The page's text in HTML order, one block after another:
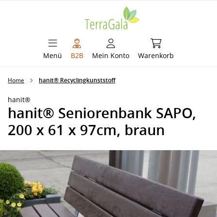
Menü B2B Mein Konto Warenkorb
Warenkorb
Home hanit® Recyclingkunststoff
hanit®
hanit® Seniorenbank SAPO,
200 x 61 x 97cm, braun